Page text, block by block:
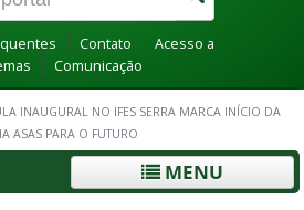
Contato
Acesso a
Comunicação
INAUGURAL NO IFES SERRA MARCA INÍCIO DA
ASAS PARA O FUTURO
MENU